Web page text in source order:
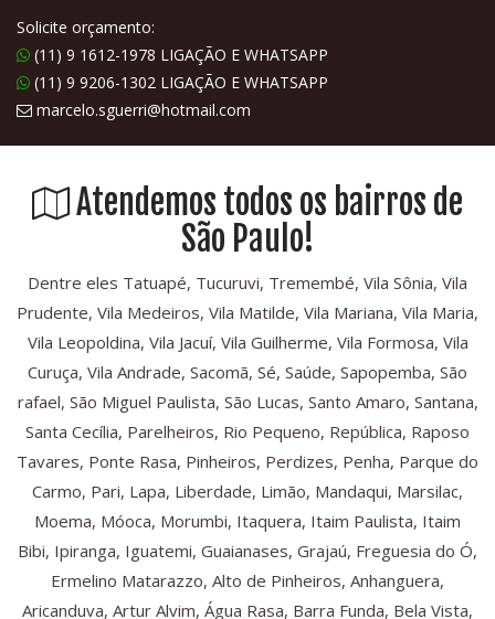
Solicite orçamento:
(11) 9 1612-1978 LIGAÇÃO E WHATSAPP
(11) 9 9206-1302 LIGAÇÃO E WHATSAPP
marcelo.sguerri@hotmail.com
Atendemos todos os bairros de
São Paulo!
Dentre eles Tatuapé, Tucuruvi, Tremembé, Vila Sônia, Vila
Prudente, Vila Medeiros, Vila Matilde, Vila Mariana, Vila Maria,
Vila Leopoldina, Vila Jacuí, Vila Guilherme, Vila Formosa, Vila
Curuça, Vila Andrade, Sacomã, Sé, Saúde, Sapopemba, São
rafael, São Miguel Paulista, São Lucas, Santo Amaro, Santana,
Santa Cecília, Parelheiros, Rio Pequeno, República, Raposo
Tavares, Ponte Rasa, Pinheiros, Perdizes, Penha, Parque do
Carmo, Pari, Lapa, Liberdade, Limão, Mandaqui, Marsilac,
Moema, Móoca, Morumbi, Itaquera, Itaim Paulista, Itaim
Bibi, Ipiranga, Iguatemi, Guaianases, Grajaú, Freguesia do Ó,
Ermelino Matarazzo, Alto de Pinheiros, Anhanguera,
Aricanduva, Artur Alvim, Água Rasa, Barra Funda, Bela Vista,